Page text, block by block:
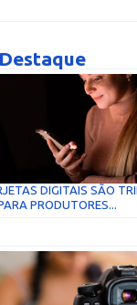
DIGITAIS SÃO
PRODUTORES...